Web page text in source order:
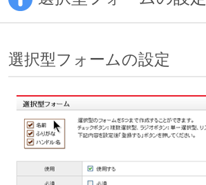
選択型フォームの設定